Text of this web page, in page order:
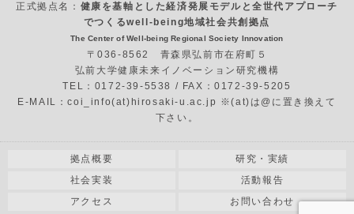
正式拠点名： 健康を基軸とした経済発展モデルと全世代アプローチ
でつくるwell-being地域社会共創拠点
The Center of Well-being Regional Society Innovation
〒036-8562 青森県弘前市在府町５
弘前大学健康未来イノベーション研究機構
TEL：0172-39-5538 / FAX：0172-39-5205
E-MAIL：coi_info(at)hirosaki-u.ac.jp ※(at)は@に置き換えて
下さい。
拠点概要
研究・実績
社会実装
活動報告
アクセス
お問い合わせ